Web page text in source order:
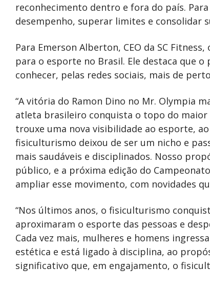
reconhecimento dentro e fora do país.
desempenho, superar limites e consolidar
Para Emerson Alberton, CEO da SC
para o esporte no Brasil. Ele destaca que
conhecer, pelas redes sociais, mais de
“A vitória do Ramon Dino no Mr. Olympia
atleta brasileiro conquista o topo do
trouxe uma nova visibilidade ao esporte,
fisiculturismo deixou de ser um nicho e
mais saudáveis e disciplinados. Nosso
público, e a próxima edição do
ampliar esse movimento, com novidades
“Nos últimos anos, o fisiculturismo
aproximaram o esporte das pessoas e
Cada vez mais, mulheres e homens
estética e está ligado à disciplina, ao
significativo que, em engajamento, o